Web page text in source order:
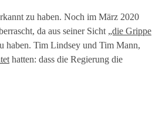
zu haben. Noch im März 2020
da aus seiner Sicht „die Grippe
haben. Tim Lindsey und Tim Mann,
hatten: dass die Regierung die